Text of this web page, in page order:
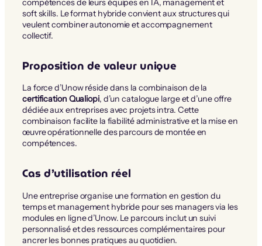
compétences de leurs équipes en IA, management et
soft skills. Le format hybride convient aux structures qui
veulent combiner autonomie et accompagnement
collectif.
Proposition de valeur unique
La force d’Unow réside dans la combinaison de la
certification Qualiopi, d’un catalogue large et d’une offre
dédiée aux entreprises avec projets intra. Cette
combinaison facilite la fiabilité administrative et la mise en
œuvre opérationnelle des parcours de montée en
compétences.
Cas d’utilisation réel
Une entreprise organise une formation en gestion du
temps et management hybride pour ses managers via les
modules en ligne d’Unow. Le parcours inclut un suivi
personnalisé et des ressources complémentaires pour
ancrer les bonnes pratiques au quotidien.